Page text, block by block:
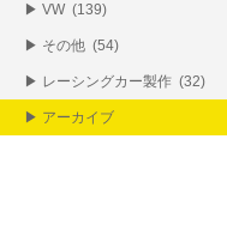
▶ VW (139)
▶ その他 (54)
▶ レーシングカー製作 (32)
▶ アーカイブ